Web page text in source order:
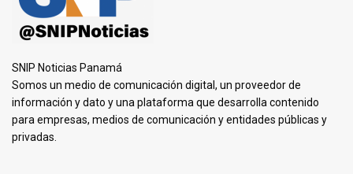
SNIP Noticias Panamá
Somos un medio de comunicación digital, un proveedor de
información y dato y una plataforma que desarrolla contenido
para empresas, medios de comunicación y entidades públicas y
privadas.